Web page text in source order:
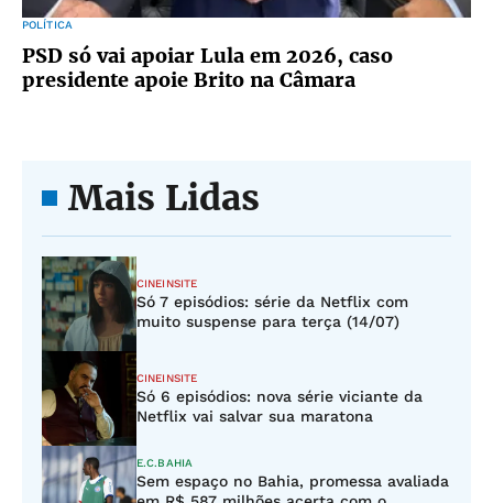
POLÍTICA
PSD só vai apoiar Lula em 2026, caso
presidente apoie Brito na Câmara
Mais Lidas
CINEINSITE
Só 7 episódios: série da Netflix com
muito suspense para terça (14/07)
CINEINSITE
Só 6 episódios: nova série viciante da
Netflix vai salvar sua maratona
E.C.BAHIA
Sem espaço no Bahia, promessa avaliada